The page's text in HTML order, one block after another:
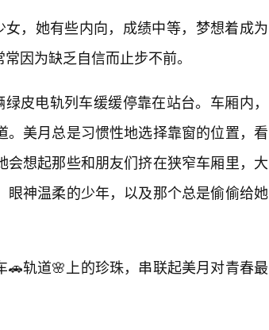
，她有些内向，成绩中等，梦想着成为
因为缺乏自信而止步不前。
皮电轨列车缓缓停靠在站台。车厢内，
美月总是习惯性地选择靠窗的位置，看
想起那些和朋友们挤在狭窄车厢里，大
神温柔的少年，以及那个总是偷偷给她
轨道🌸上的珍珠，串联起美月对青春最